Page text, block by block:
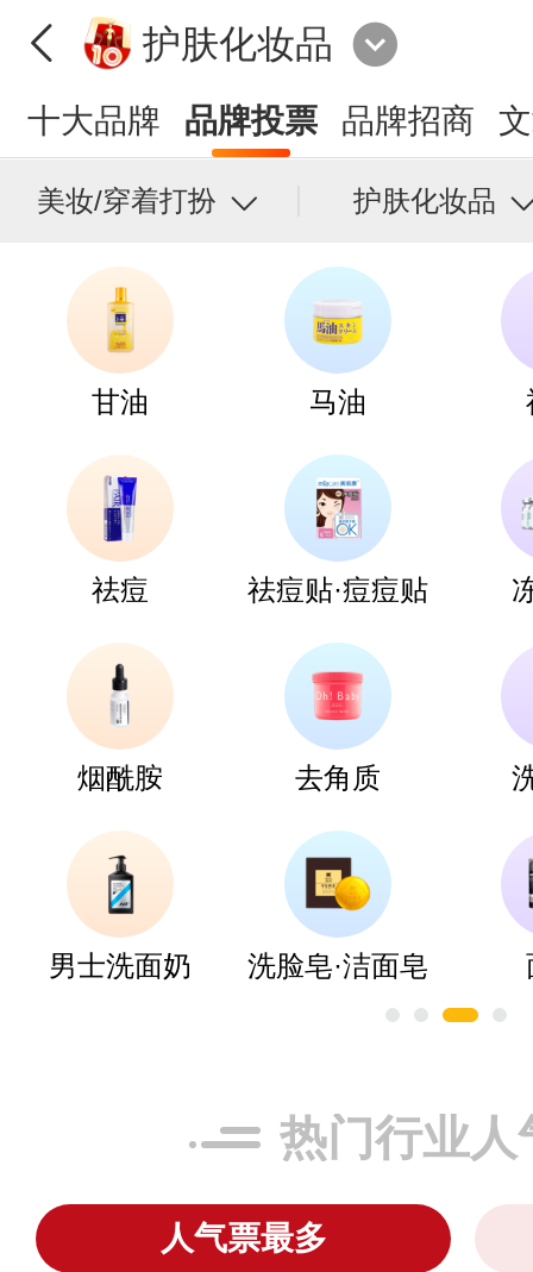
护肤化妆品
十大品牌 品牌投票 品牌招商
美妆/穿着打扮 护肤化妆品
甘油 马油
祛痘 祛痘贴·痘痘贴
烟酰胺 去角质
男士洗面奶 洗脸皂·洁面皂
热门行业人
人气票最多